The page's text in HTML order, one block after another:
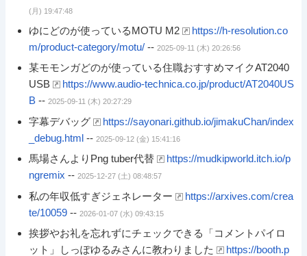
(月) 19:47:48
ゆにどのが使っているMOTU M2
https://h-resolution.co
m/product-category/motu/ -- 2025-09-11 (木) 20:26:56
某モモンガどのが使っている住職おすすめマイクAT2040
USB
https://www.audio-technica.co.jp/product/AT2040US
B -- 2025-09-11 (木) 20:27:29
字幕デバッグ
https://sayonari.github.io/jimakuChan/index
_debug.html -- 2025-09-12 (金) 15:41:16
馬場さんよりPng tuber代替
https://mudkipworld.itch.io/p
ngremix -- 2025-12-27 (土) 08:48:57
私の年収低すぎジェネレーター
https://arxives.com/crea
te/10059 -- 2026-01-07 (水) 09:43:15
挨拶やお礼を忘れずにチェックできる「コメントパイロ
ット」しっぽゆるみさんに教わりました
https://booth.p